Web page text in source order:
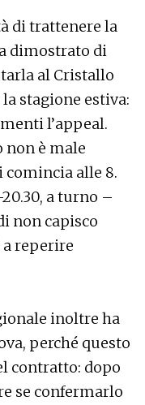
di trattenere la
dimostrato di
al Cristallo
stagione estiva:
l’appeal.
non è male
comincia alle 8.
a turno –
non capisco
reperire
inoltre ha
perché questo
contratto: dopo
se confermarlo